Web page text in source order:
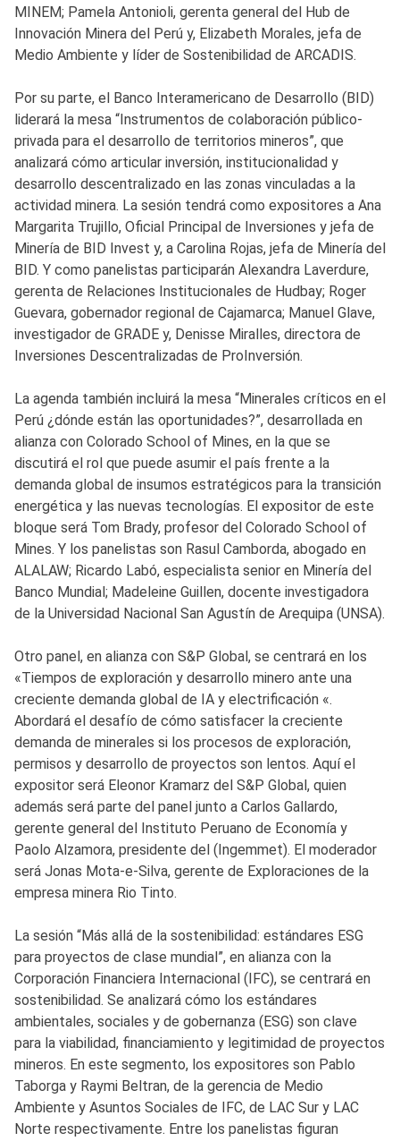
MINEM; Pamela Antonioli, gerenta general del Hub de
Innovación Minera del Perú y, Elizabeth Morales, jefa de
Medio Ambiente y líder de Sostenibilidad de ARCADIS.
Por su parte, el Banco Interamericano de Desarrollo (BID)
liderará la mesa “Instrumentos de colaboración público-
privada para el desarrollo de territorios mineros”, que
analizará cómo articular inversión, institucionalidad y
desarrollo descentralizado en las zonas vinculadas a la
actividad minera. La sesión tendrá como expositores a Ana
Margarita Trujillo, Oficial Principal de Inversiones y jefa de
Minería de BID Invest y, a Carolina Rojas, jefa de Minería del
BID. Y como panelistas participarán Alexandra Laverdure,
gerenta de Relaciones Institucionales de Hudbay; Roger
Guevara, gobernador regional de Cajamarca; Manuel Glave,
investigador de GRADE y, Denisse Miralles, directora de
Inversiones Descentralizadas de ProInversión.
La agenda también incluirá la mesa “Minerales críticos en el
Perú ¿dónde están las oportunidades?”, desarrollada en
alianza con Colorado School of Mines, en la que se
discutirá el rol que puede asumir el país frente a la
demanda global de insumos estratégicos para la transición
energética y las nuevas tecnologías. El expositor de este
bloque será Tom Brady, profesor del Colorado School of
Mines. Y los panelistas son Rasul Camborda, abogado en
ALALAW; Ricardo Labó, especialista senior en Minería del
Banco Mundial; Madeleine Guillen, docente investigadora
de la Universidad Nacional San Agustín de Arequipa (UNSA).
Otro panel, en alianza con S&P Global, se centrará en los
«Tiempos de exploración y desarrollo minero ante una
creciente demanda global de IA y electrificación «.
Abordará el desafío de cómo satisfacer la creciente
demanda de minerales si los procesos de exploración,
permisos y desarrollo de proyectos son lentos. Aquí el
expositor será Eleonor Kramarz del S&P Global, quien
además será parte del panel junto a Carlos Gallardo,
gerente general del Instituto Peruano de Economía y
Paolo Alzamora, presidente del (Ingemmet). El moderador
será Jonas Mota-e-Silva, gerente de Exploraciones de la
empresa minera Rio Tinto.
La sesión “Más allá de la sostenibilidad: estándares ESG
para proyectos de clase mundial”, en alianza con la
Corporación Financiera Internacional (IFC), se centrará en
sostenibilidad. Se analizará cómo los estándares
ambientales, sociales y de gobernanza (ESG) son clave
para la viabilidad, financiamiento y legitimidad de proyectos
mineros. En este segmento, los expositores son Pablo
Taborga y Raymi Beltran, de la gerencia de Medio
Ambiente y Asuntos Sociales de IFC, de LAC Sur y LAC
Norte respectivamente. Entre los panelistas figuran